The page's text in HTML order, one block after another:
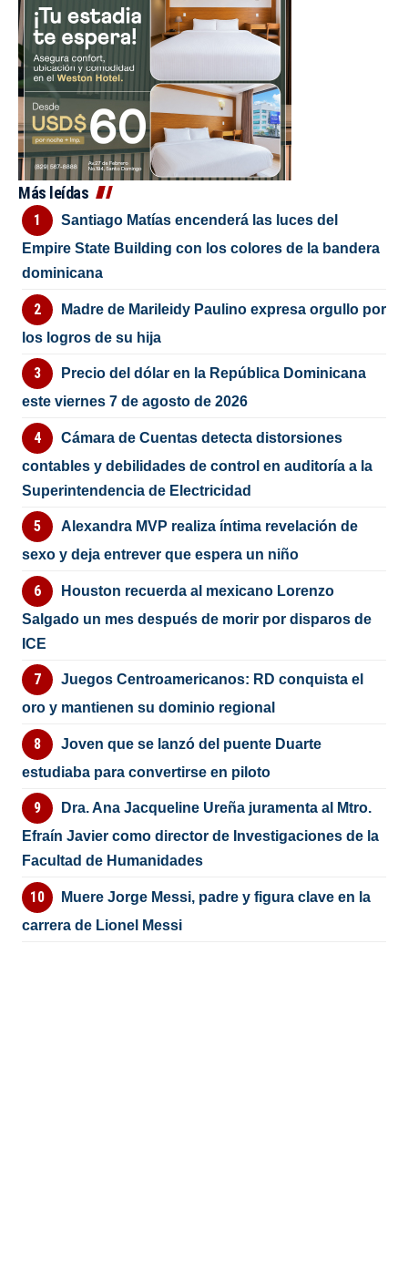
Más leídas
Santiago Matías encenderá las luces del
Empire State Building con los colores de la bandera
dominicana
Madre de Marileidy Paulino expresa orgullo por
los logros de su hija
Precio del dólar en la República Dominicana
este viernes 7 de agosto de 2026
Cámara de Cuentas detecta distorsiones
contables y debilidades de control en auditoría a la
Superintendencia de Electricidad
Alexandra MVP realiza íntima revelación de
sexo y deja entrever que espera un niño
Houston recuerda al mexicano Lorenzo
Salgado un mes después de morir por disparos de
ICE
Juegos Centroamericanos: RD conquista el
oro y mantienen su dominio regional
Joven que se lanzó del puente Duarte
estudiaba para convertirse en piloto
Dra. Ana Jacqueline Ureña juramenta al Mtro.
Efraín Javier como director de Investigaciones de la
Facultad de Humanidades
Muere Jorge Messi, padre y figura clave en la
carrera de Lionel Messi